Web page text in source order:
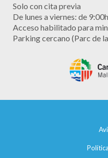
Solo con cita previa
De lunes a viernes: de
Acceso habilitado para
Parking cercano (Parc de